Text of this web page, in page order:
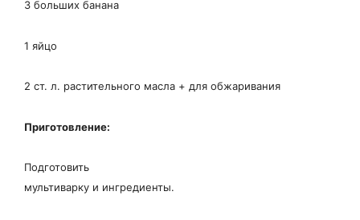
3 больших банана
1 яйцо
2 ст. л. растительного масла + для обжаривания
Приготовление:
Подготовить
мультиварку и ингредиенты.